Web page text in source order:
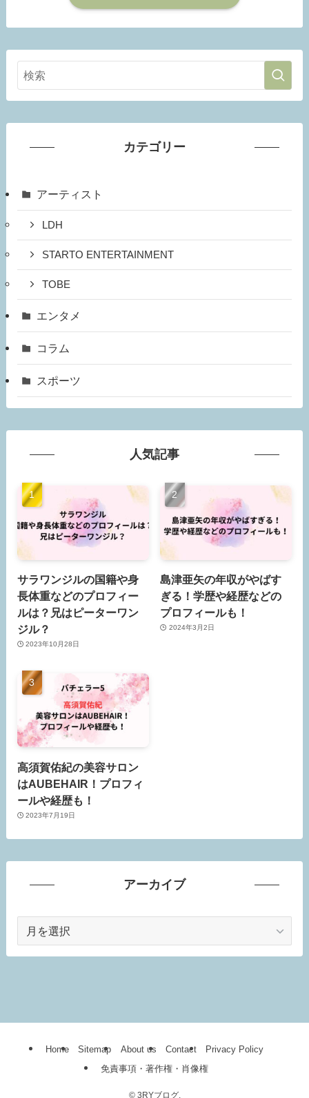
カテゴリー
アーティスト
LDH
STARTO ENTERTAINMENT
TOBE
エンタメ
コラム
スポーツ
人気記事
サラワンジルの国籍や身
長体重などのプロフィー
ルは？兄はピーターワン
ジル？
2023年10月28日
島津亜矢の年収がやばす
ぎる！学歴や経歴などの
プロフィールも！
2024年3月2日
高須賀佑紀の美容サロン
はAUBEHAIR！プロフィ
ールや経歴も！
2023年7月19日
アーカイブ
カ
Home Sitemap About us Contact
Privacy Policy
免責事項・著作権・肖像権
©3RYブログ.